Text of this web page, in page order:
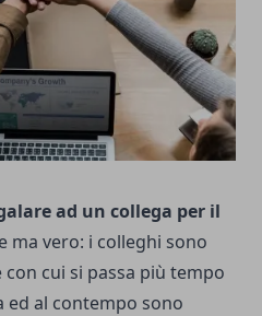
ad un collega per il
ma vero: i colleghi sono
cui si passa più tempo
al contempo sono